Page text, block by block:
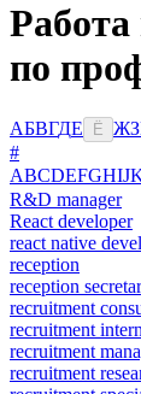
по
АБВГДЕ Ё ЖЗ
#
ABCDEFGHIJ
R&D manager
React developer
react native
reception
reception
recruitment
recruitment intern
recruitment
recruitment